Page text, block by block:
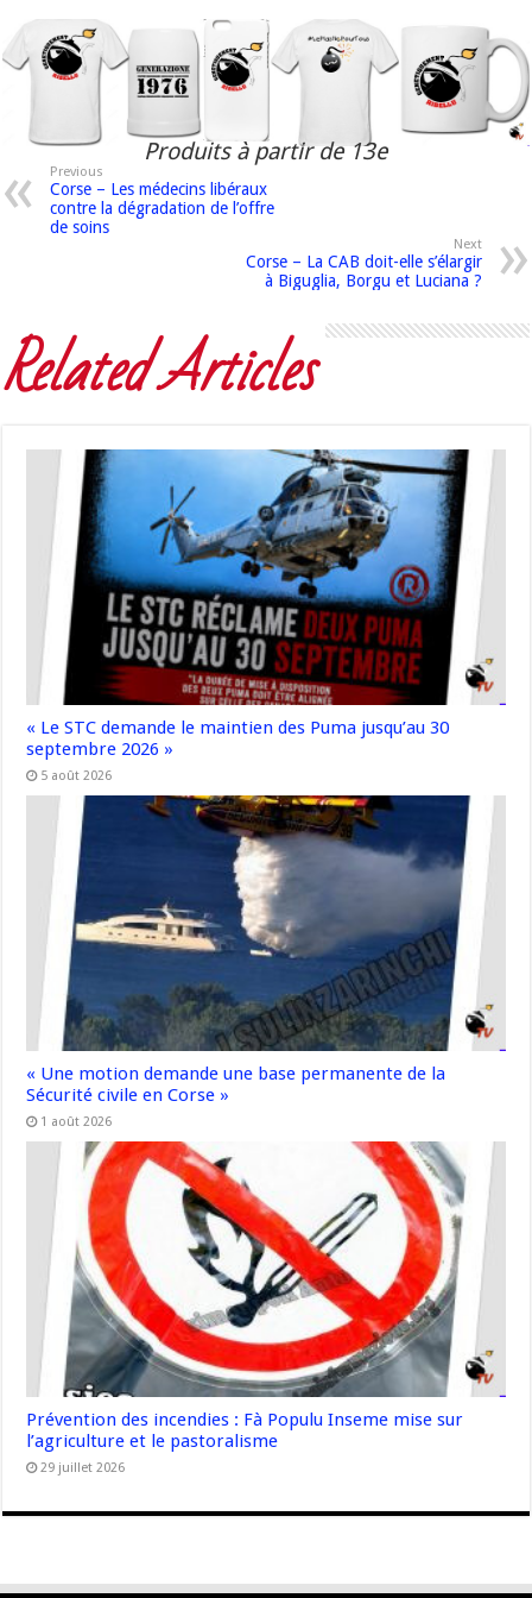
Produits à partir de 13e
Previous
Corse – Les médecins libéraux
contre la dégradation de l’offre
de soins
Next
Corse – La CAB doit-elle s’élargir
à Biguglia, Borgu et Luciana ?
Related Articles
« Le STC demande le maintien des Puma jusqu’au 30
septembre 2026 »
5 août 2026
« Une motion demande une base permanente de la
Sécurité civile en Corse »
1 août 2026
Prévention des incendies : Fà Populu Inseme mise sur
l’agriculture et le pastoralisme
29 juillet 2026